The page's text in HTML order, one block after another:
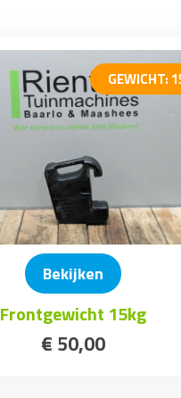
GEWICHT:
Bekijken
Frontgewicht 15kg
€ 50,00